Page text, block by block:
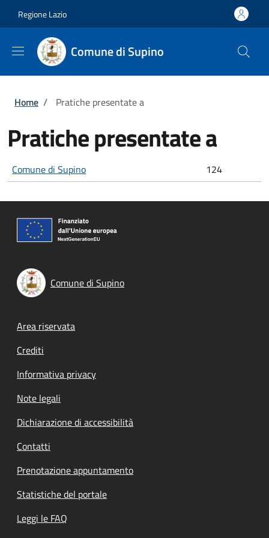
Regione Lazio
Comune di Supino
Briciole di pane
Home / Pratiche presentate a
Pratiche presentate a
Comune di Supino 124
Comune di Supino
Footer menu
Area riservata
Crediti
Informativa privacy
Note legali
Dichiarazione di accessibilità
Contatti
Prenotazione appuntamento
Statistiche del portale
Leggi le FAQ